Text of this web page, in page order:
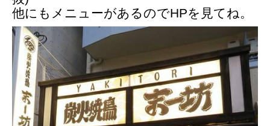
他にもメニューがあるのでHPを見てね。